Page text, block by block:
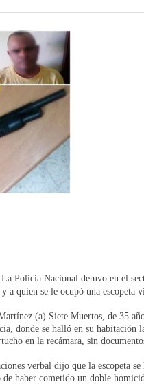
Policía Nacional detuvo en el
a quien se le ocupó una escopeta
(a) Siete Muertos, de 35
donde se halló en su habitación
en la recámara, sin
verbal dijo que la escopeta
de haber cometido un doble